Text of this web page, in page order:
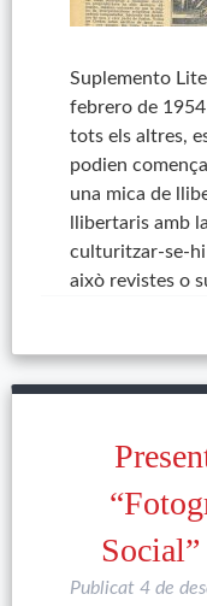
Suplemento
febrero de
tots els altres,
podien
una mica de
llibertaris amb
culturitzar-se-
això revistes o
Publicat 4 de